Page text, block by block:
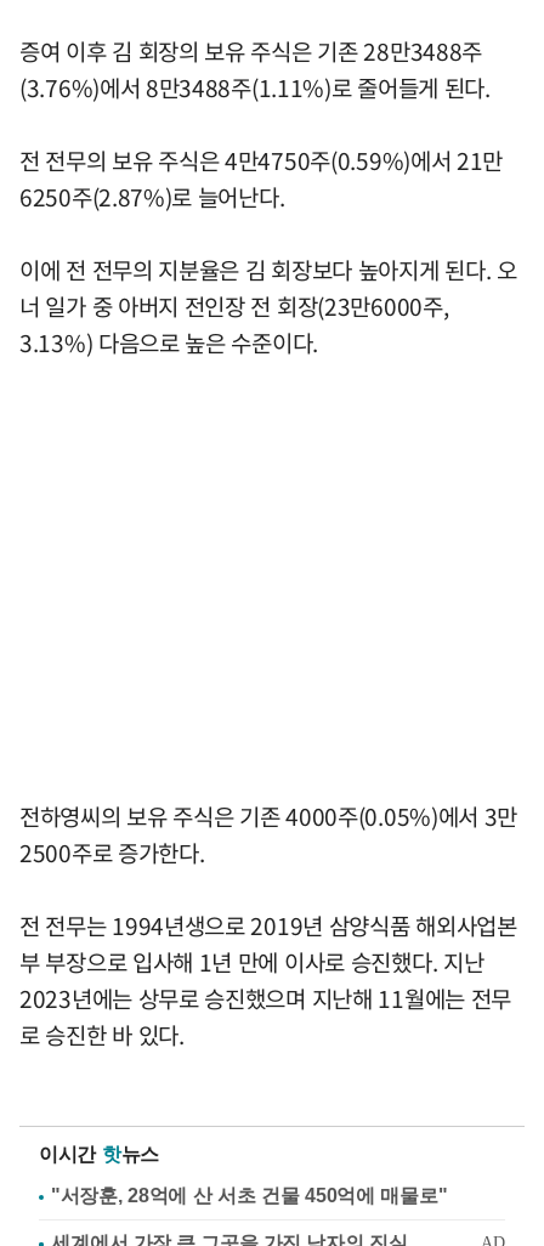
증여 이후 김 회장의 보유 주식은 기존 28만3488주
(3.76%)에서 8만3488주(1.11%)로 줄어들게 된다.
전 전무의 보유 주식은 4만4750주(0.59%)에서 21만
6250주(2.87%)로 늘어난다.
이에 전 전무의 지분율은 김 회장보다 높아지게 된다. 오
너 일가 중 아버지 전인장 전 회장(23만6000주,
3.13%) 다음으로 높은 수준이다.
전하영씨의 보유 주식은 기존 4000주(0.05%)에서 3만
2500주로 증가한다.
전 전무는 1994년생으로 2019년 삼양식품 해외사업본
부 부장으로 입사해 1년 만에 이사로 승진했다. 지난
2023년에는 상무로 승진했으며 지난해 11월에는 전무
로 승진한 바 있다.
이시간 핫뉴스
"서장훈, 28억에 산 서초 건물 450억에 매물로"